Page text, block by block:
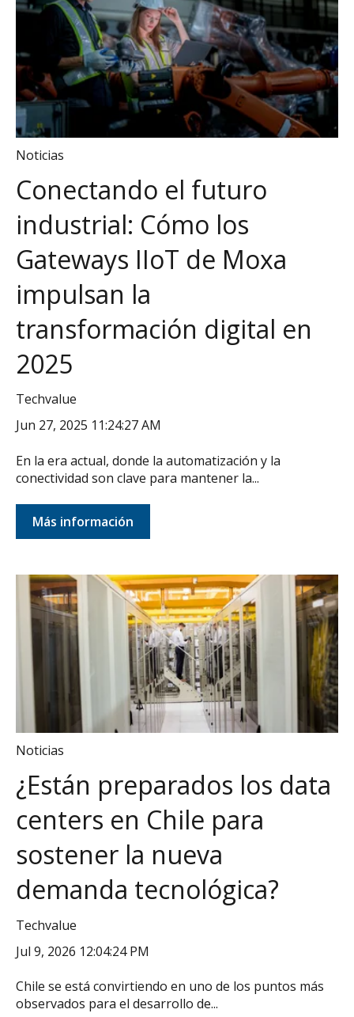
Noticias
Conectando el futuro
industrial: Cómo los
Gateways IIoT de Moxa
impulsan la
transformación digital en
2025
Techvalue
Jun 27, 2025 11:24:27 AM
En la era actual, donde la automatización y la
conectividad son clave para mantener la...
Más información
Noticias
¿Están preparados los data
centers en Chile para
sostener la nueva
demanda tecnológica?
Techvalue
Jul 9, 2026 12:04:24 PM
Chile se está convirtiendo en uno de los puntos más
observados para el desarrollo de...